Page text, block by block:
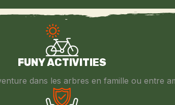
FUNY ACTIVITIES
dans les arbres en famille ou entre